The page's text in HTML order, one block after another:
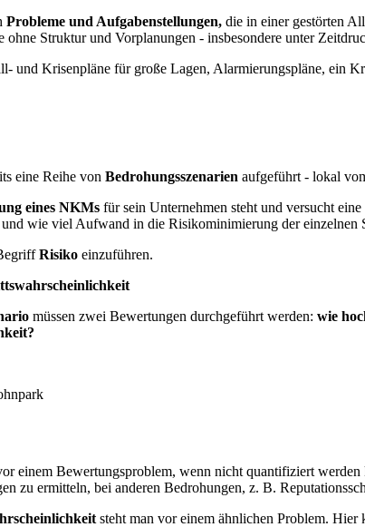
Probleme und Aufgabenstellungen, die in einer gestörten
ohne Struktur und Vorplanungen - insbesondere unter
und Krisenpläne für große Lagen, Alarmierungspläne, ein
eine Reihe von Bedrohungsszenarien aufgeführt - lokal
eines NKMs für sein Unternehmen steht und versucht
wie viel Aufwand in die Risikominimierung der einzelnen
Risiko einzuführen.
müssen zwei Bewertungen durchgeführt werden: wie
einem Bewertungsproblem, wenn nicht quantifiziert werden
zu ermitteln, bei anderen Bedrohungen, z. B.
steht man vor einem ähnlichen Problem.